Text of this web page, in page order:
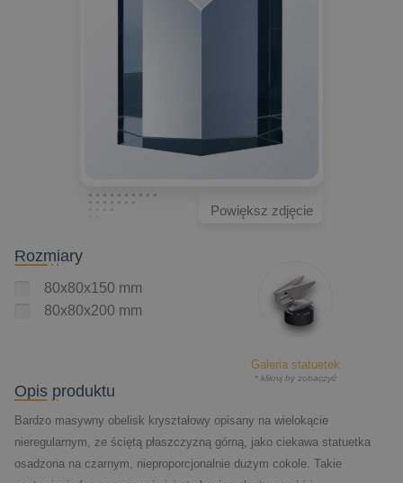
Powiększ zdjęcie
Rozmiary
80x80x150 mm
80x80x200 mm
Galeria statuetek
* kliknij by zobaczyć
Opis produktu
Bardzo masywny obelisk kryształowy opisany na wielokącie
nieregularnym, ze ściętą płaszczyzną górną, jako ciekawa statuetka
osadzona na czarnym, nieproporcjonalnie dużym cokole. Takie